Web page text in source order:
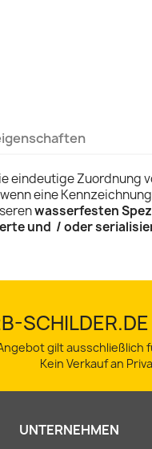
eindeutige Zuordnung
eine
wasserfesten
und / oder
gilt
Kein Verkauf an
UNTERNEHMEN